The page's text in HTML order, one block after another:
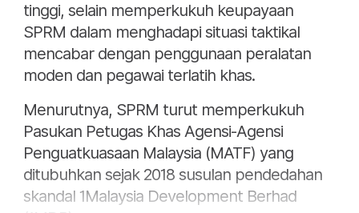
tinggi, selain memperkukuh keupayaan
SPRM dalam menghadapi situasi taktikal
mencabar dengan penggunaan peralatan
moden dan pegawai terlatih khas.
Menurutnya, SPRM turut memperkukuh
Pasukan Petugas Khas Agensi-Agensi
Penguatkuasaan Malaysia (MATF) yang
ditubuhkan sejak 2018 susulan pendedahan
skandal 1Malaysia Development Berhad